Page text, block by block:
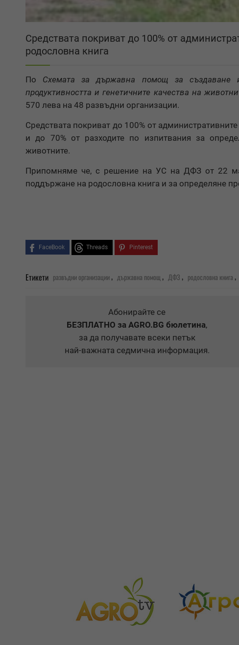
Средствата покриват до 100% от
родословна книга
По Схемата за държавна помощ за създаване
продуктивността и генетичните качества на
570 лева на 48 развъдни организации.
Средствата покриват до 100% от
и до 70% от разходите по изпитвания за
животните.
Припомняме че, с решение на УС на ДФЗ от 22
поддържане на родословна книга и за определяне
FaceBook Threads Pinterest
Етикети развъдни организации, държавна помощ, ДФЗ, родословна книга,
Абонирайте се
БЕЗПЛАТНО за AGRO.BG бюлетина,
за да получавате всеки петък
най-важната седмична информация.